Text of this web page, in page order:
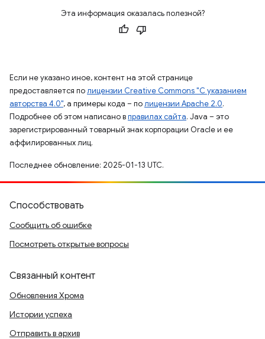
Эта информация оказалась полезной?
Если не указано иное, контент на этой странице
предоставляется полицензии Creative Commons "С указанием
авторства 4.0", а примеры кода – полицензии Apache 2.0.
Подробнее об этом написано вправилах сайта. Java – это
зарегистрированный товарный знак корпорации Oracle и ее
аффилированных лиц.
Последнее обновление: 2025-01-13 UTC.
Способствовать
Сообщить об ошибке
Посмотреть открытые вопросы
Связанный контент
Обновления Хрома
Истории успеха
Отправить в архив